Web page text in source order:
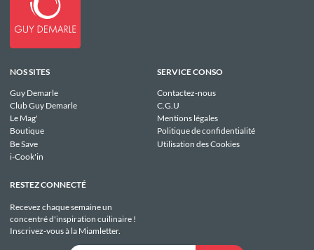
NOS SITES
Guy Demarle
Club Guy Demarle
Le Mag'
Boutique
Be Save
i-Cook'in
SERVICE CONSO
Contactez-nous
C.G.U
Mentions légales
Politique de confidentialité
Utilisation des Cookies
RESTEZ CONNECTÉ
Recevez chaque semaine un
concentré d'inspiration cuilinaire !
Inscrivez-vous à la Miamletter.